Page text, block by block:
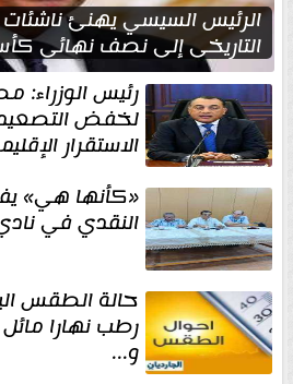
الرئيس السيسي يهنئ ناشئات
التاريخي إلى نصف نهائي
رئيس
لخفض
الاستقرار
«كأنها هي»
النقدي في
حالة الطقس
رطب نهارا مائل
و...